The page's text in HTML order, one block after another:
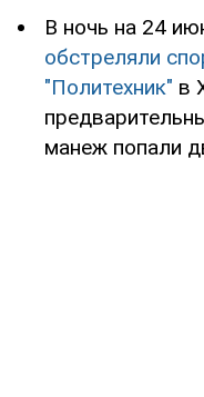
В ночь на 24
обстреляли
"Политехник" в
манеж попали